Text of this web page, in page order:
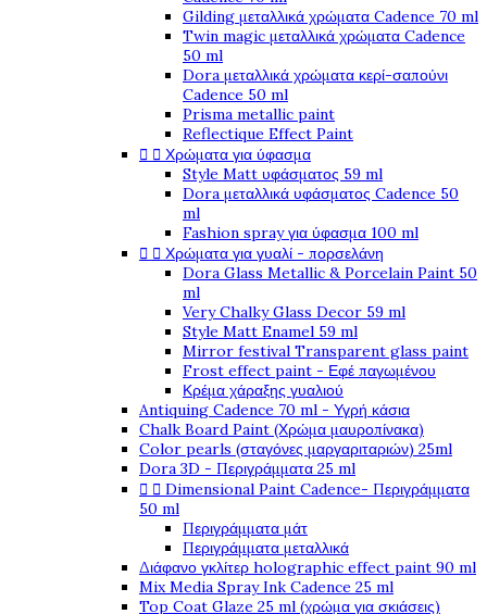
Gilding μεταλλικά χρώματα Cadence 70 ml
Twin magic μεταλλικά χρώματα Cadence
50 ml
Dora μεταλλικά χρώματα κερί-σαπούνι
Cadence 50 ml
Prisma metallic paint
Reflectique Effect Paint
  Χρώματα για ύφασμα
Style Matt υφάσματος 59 ml
Dora μεταλλικά υφάσματος Cadence 50
ml
Fashion spray για ύφασμα 100 ml
  Χρώματα για γυαλί - πορσελάνη
Dora Glass Metallic & Porcelain Paint 50
ml
Very Chalky Glass Decor 59 ml
Style Matt Enamel 59 ml
Mirror festival Transparent glass paint
Frost effect paint - Εφέ παγωμένου
Κρέμα χάραξης γυαλιού
Antiquing Cadence 70 ml - Υγρή κάσια
Chalk Board Paint (Χρώμα μαυροπίνακα)
Color pearls (σταγόνες μαργαριταριών) 25ml
Dora 3D - Περιγράμματα 25 ml
  Dimensional Paint Cadence- Περιγράμματα
50 ml
Περιγράμματα μάτ
Περιγράμματα μεταλλικά
Διάφανο γκλίτερ holographic effect paint 90 ml
Mix Media Spray Ink Cadence 25 ml
Top Coat Glaze 25 ml (χρώμα για σκιάσεις)